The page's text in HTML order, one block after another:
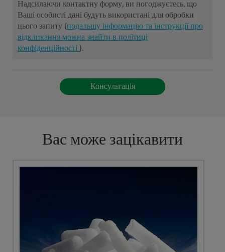
Надсилаючи контактну форму, ви погоджуєтесь, що
Ваші особисті дані будуть використані для обробки
цього запиту (подальшу інформацію та інструкції про
відкликання можна знайти в політиці
конфіденційності).
Вас може зацікавити